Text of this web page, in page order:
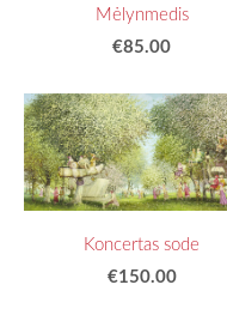
Mėlynmedis
€85.00
Koncertas sode
€150.00